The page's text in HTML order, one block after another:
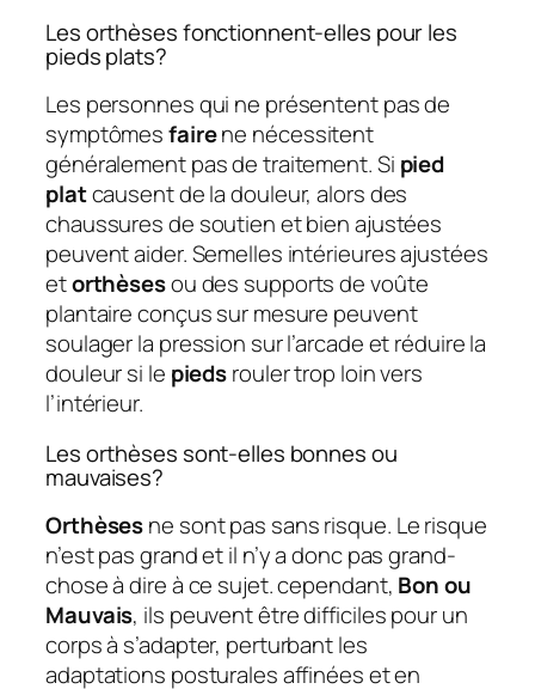
Les orthèses fonctionnent-elles pour les
pieds plats?
Les personnes qui ne présentent pas de
symptômesfairene nécessitent
généralement pas de traitement. Si pied
platcausent de la douleur, alors des
chaussures de soutien et bien ajustées
peuvent aider. Semelles intérieures ajustées
etorthèsesou des supports de voûte
plantaire conçus sur mesure peuvent
soulager la pression sur l’arcade et réduire la
douleur si le piedsrouler trop loin vers
l’intérieur.
Les orthèses sont-elles bonnes ou
mauvaises?
Orthèsesne sont pas sans risque. Le risque
n’est pas grand et il n’y a donc pas grand-
chose à dire à ce sujet. cependant, Bon ou
Mauvais, ils peuvent être difficiles pour un
corps à s’adapter, perturbant les
adaptations posturales affinées et en